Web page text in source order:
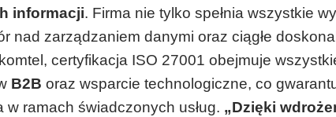
informacji. Firma nie tylko spełnia wszystkie
nad zarządzaniem danymi oraz ciągłe
certyfikacja ISO 27001 obejmuje
B2B oraz wsparcie technologiczne, co
w ramach świadczonych usług. „Dzięki